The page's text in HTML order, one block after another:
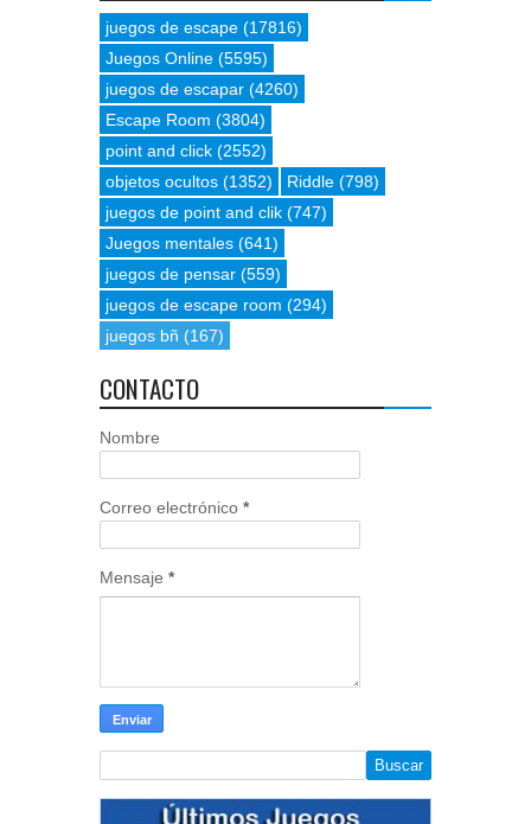
juegos de escape (17816)
Juegos Online (5595)
juegos de escapar (4260)
Escape Room (3804)
point and click (2552)
objetos ocultos (1352) Riddle (798)
juegos de point and clik (747)
Juegos mentales (641)
juegos de pensar (559)
juegos de escape room (294)
juegos bñ (167)
CONTACTO
Nombre
Correo electrónico *
Mensaje *